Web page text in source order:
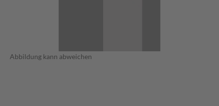
Abbildung kann abweichen